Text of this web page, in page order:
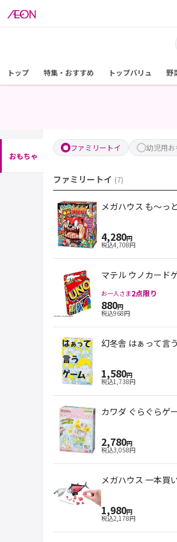
トップ 特集・おすすめ トップバリュ 野
おもちゃ
ファミリートイ 幼児用お
ファミリートイ (7)
メガハウス も～っ
4,280円
税込4,708円
マテル ウノカード
お一人さま2点限り
880円
税込968円
幻冬舎 はぁって言
1,580円
税込1,738円
カワダ ぐらぐらゲ
2,780円
税込3,058円
メガハウス 一本買
1,980円
税込2,178円